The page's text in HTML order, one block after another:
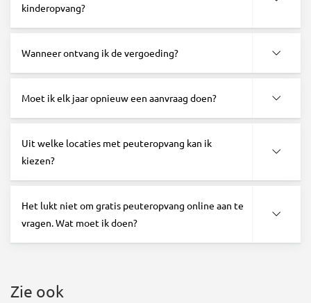
kinderopvang?
Wanneer ontvang ik de vergoeding?
Moet ik elk jaar opnieuw een aanvraag doen?
Uit welke locaties met peuteropvang kan ik
kiezen?
Het lukt niet om gratis peuteropvang online aan te
vragen. Wat moet ik doen?
Zie ook